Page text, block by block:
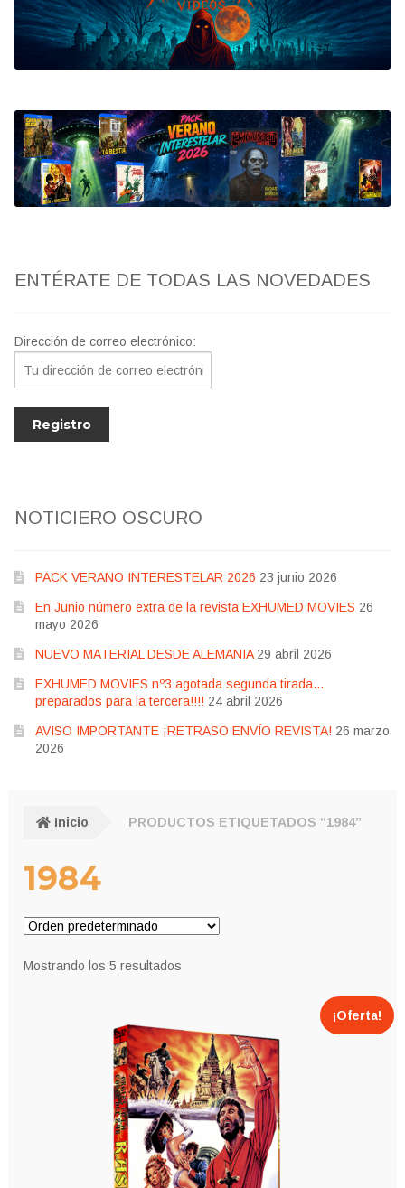
Bluray
Clasificada S
artwork
fantaterror
Jesús Franco
ENTÉRATE DE TODAS LAS NOVEDADES
Dirección de correo electrónico:
NOTICIERO OSCURO
PACK VERANO INTERESTELAR 2026 23 junio 2026
En Junio número extra de la revista EXHUMED MOVIES 26
mayo 2026
NUEVO MATERIAL DESDE ALEMANIA 29 abril 2026
EXHUMED MOVIES nº3 agotada segunda tirada…
preparados para la tercera!!!! 24 abril 2026
AVISO IMPORTANTE ¡RETRASO ENVÍO REVISTA! 26 marzo
2026
Inicio PRODUCTOS ETIQUETADOS “1984”
1984
Mostrando los 5 resultados
¡Oferta!